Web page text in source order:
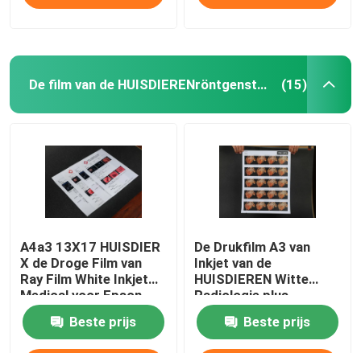
De film van de HUISDIERENröntgenstraal (15)
A4a3 13X17 HUISDIER
X de Droge Film van
Ray Film White Inkjet
Medical voor Epson-
Printer
Beste prijs
De Drukfilm A3 van
Inkjet van de
HUISDIEREN Witte
Radiologie plus
Endoscopisch
Ultrasone klankbeeld X
Ray Film
Beste prijs